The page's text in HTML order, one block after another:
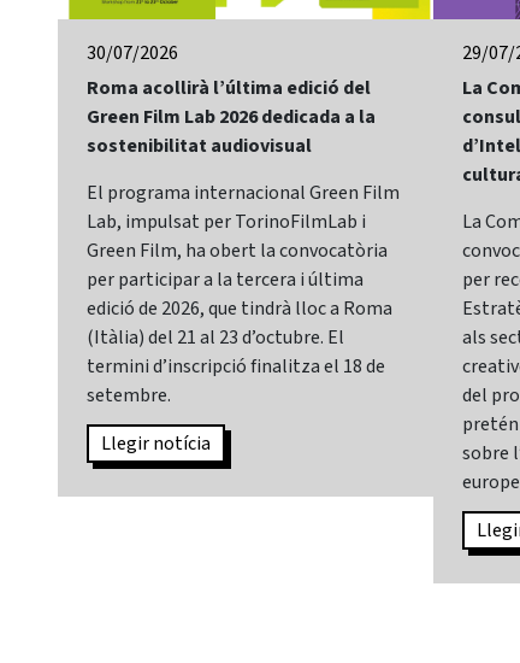
30/07/2026
Roma acollirà l’última edició del
Green Film Lab 2026 dedicada a la
sostenibilitat audiovisual
El programa internacional Green Film
Lab, impulsat per TorinoFilmLab i
Green Film, ha obert la convocatòria
per participar a la tercera i última
edició de 2026, que tindrà lloc a Roma
(Itàlia) del 21 al 23 d’octubre. El
termini d’inscripció finalitza el 18 de
setembre.
Llegir notícia
29/07/
La
La
per
als
del
sobre